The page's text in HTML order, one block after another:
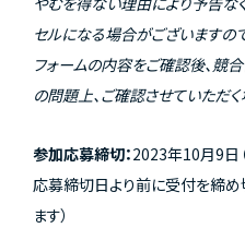
セルになる場合がございますの
フォームの内容をご確認後、
の問題上、ご確認させていただ
参加応募締切：2023年10月9日
応募締切日より前に受付を締
ます）